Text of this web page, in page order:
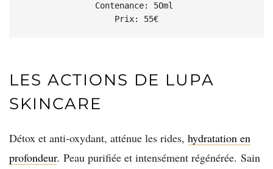
Contenance: 5Oml
Prix: 55€
LES ACTIONS DE LUPA
SKINCARE
Détox et anti-oxydant, atténue les rides, hydratation en
profondeur. Peau purifiée et intensément régénérée. Sain